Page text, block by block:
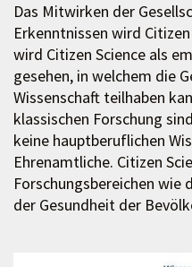
Das Mitwirken der
Erkenntnissen wird
wird Citizen Science als
gesehen, in welchem die
Wissenschaft teilhaben
klassischen Forschung
keine hauptberuflichen
Ehrenamtliche. Citizen
Forschungsbereichen
der Gesundheit der